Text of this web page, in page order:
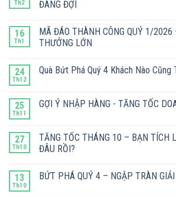
Th2 ĐANG ĐỢI
16
Th1
MÃ ĐÁO THÀNH CÔNG QUÝ 1/2026
THƯỞNG LỚN
24
Th12
Quà Bứt Phá Quý 4 Khách Nào Cũng
25
Th11
GỢI Ý NHẬP HÀNG - TĂNG TỐC
27
Th10
TĂNG TỐC THÁNG 10 – BẠN TÍCH
ĐÂU RỒI?
13
Th10
BỨT PHÁ QUÝ 4 – NGẬP TRÀN